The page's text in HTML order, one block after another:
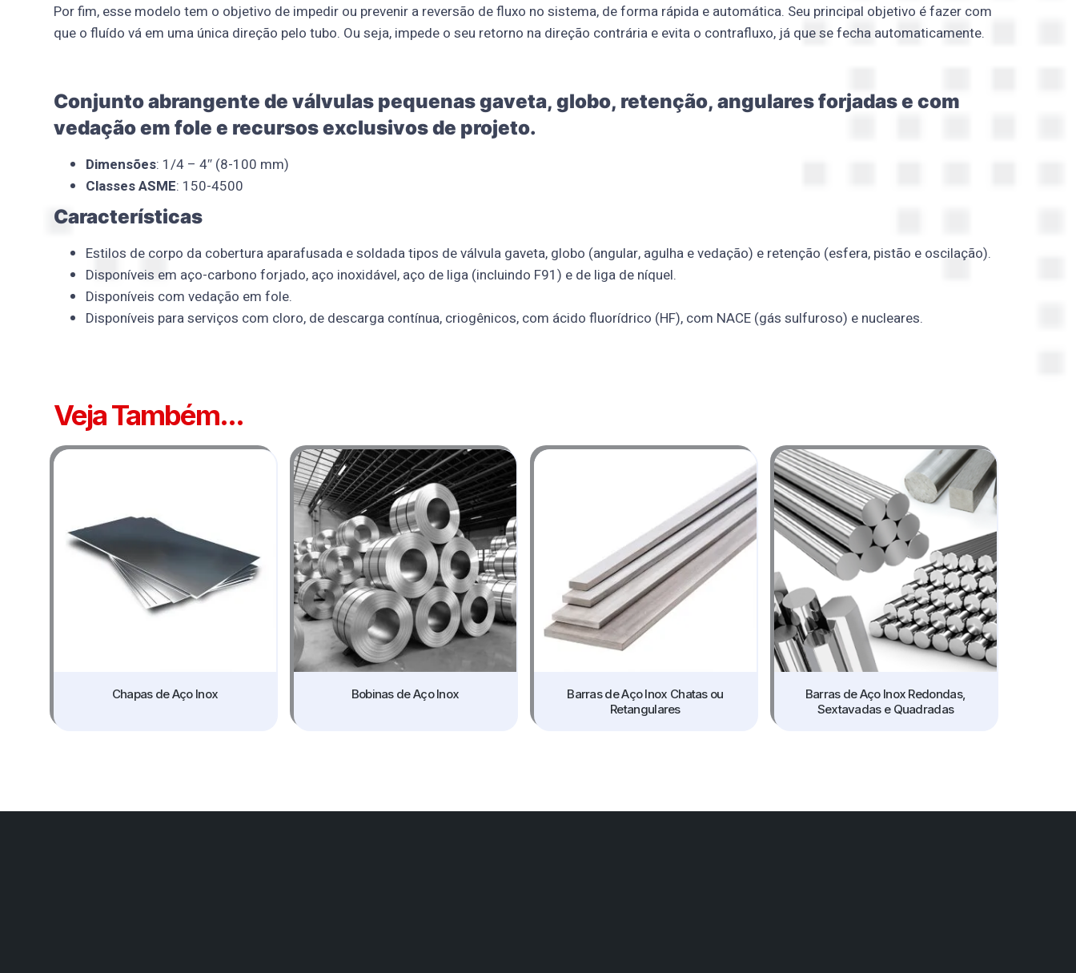
Por fim, esse modelo tem o objetivo de impedir ou prevenir a reversão de fluxo no sistema, de forma rápida e automática. Seu principal objetivo é fazer com
que o fluído vá em uma única direção pelo tubo. Ou seja, impede o seu retorno na direção contrária e evita o contrafluxo, já que se fecha automaticamente.
Conjunto abrangente de válvulas pequenas gaveta, globo, retenção, angulares forjadas e com
vedação em fole e recursos exclusivos de projeto.
Dimensões: 1/4 – 4″ (8-100 mm)
Classes ASME: 150-4500
Características
Estilos de corpo da cobertura aparafusada e soldada tipos de válvula gaveta, globo (angular, agulha e vedação) e retenção (esfera, pistão e oscilação).
Disponíveis em aço-carbono forjado, aço inoxidável, aço de liga (incluindo F91) e de liga de níquel.
Disponíveis com vedação em fole.
Disponíveis para serviços com cloro, de descarga contínua, criogênicos, com ácido fluorídrico (HF), com NACE (gás sulfuroso) e nucleares.
Veja Também...
Chapas de Aço Inox Bobinas de Aço Inox
Barras de Aço Inox Chatas ou
Retangulares
Barras de Aço Inox Redondas,
Sextavadas e Quadradas